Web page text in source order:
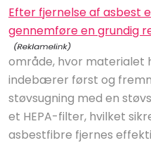
Efter fjernelse af asbest
gennemføre en grundig
område, hvor
indebærer først og
støvsugning med en
et HEPA-filter, hvilket
asbestfibre fjernes